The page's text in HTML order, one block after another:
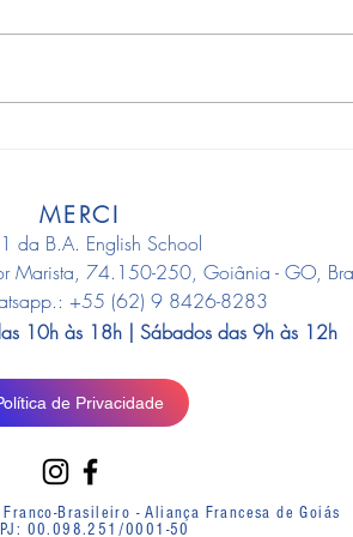
MERCI
da B.A. English School
Marista, 74.150-250, Goiânia - GO,
+55 (62) 9 8426-8283
10h às 18h | Sábados das 9h às 12h
de Privacidade
Brasileiro - Aliança Francesa de Goiás
00.098.251/0001-50